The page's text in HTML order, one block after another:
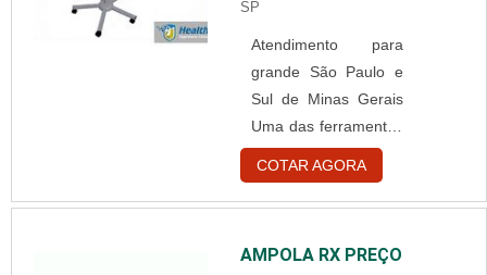
absorvível,ou seja,
que o organismo
humano não absorve,
é um fio sintético feito
a partir da extrusão
de: Poliéster;
Poliamida;
process....
SP
Atendimento para
grande São Paulo e
Sul de Minas Gerais
Uma das ferramentas
mais importantes em
estabelecimentos da
área da saúde é o
lâmpada halógena.
COTAR AGORA
AMPOLA RX PREÇO